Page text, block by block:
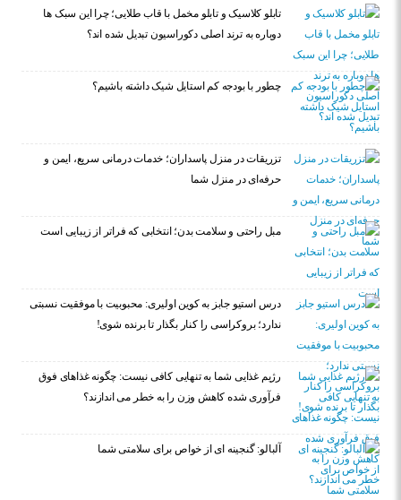
تابلو کلاسیک و تابلو مخمل با قاب طلایی؛ چرا این سبک ها
دوباره به ترند اصلی دکوراسیون تبدیل شده اند؟
چطور با بودجه کم استایل شیک داشته باشیم؟
تزریقات در منزل پاسداران؛ خدمات درمانی سریع، ایمن و
حرفه‌ای در منزل شما
مبل راحتی و سلامت بدن؛ انتخابی که فراتر از زیبایی است
درس استیو جابز به کوین اولیری: محبوبیت با موفقیت نسبتی
ندارد؛ بروکراسی را کنار بگذار تا برنده شوی!
رژیم غذایی شما به تنهایی کافی نیست: چگونه غذاهای فوق
فرآوری شده کاهش وزن را به خطر می اندازند؟
آلبالو: گنجینه ای از خواص برای سلامتی شما